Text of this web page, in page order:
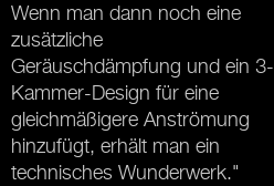
Wenn man dann noch eine
zusätzliche
Geräuschdämpfung und ein 3-
Kammer-Design für eine
gleichmäßigere Anströmung
hinzufügt, erhält man ein
technisches Wunderwerk."